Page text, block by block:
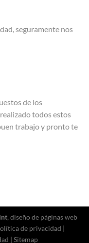
seguramente nos
de los
todos estos
trabajo y pronto te
, diseño de páginas web
de privacidad |
| Sitemap